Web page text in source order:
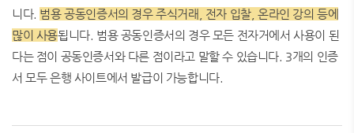
니다. 범용 공동인증서의 경우 주식거래, 전자 입찰, 온라인 강의 등에
많이 사용됩니다. 범용 공동인증서의 경우 모든 전자거에서 사용이 된
다는 점이 공동인증서와 다른 점이라고 말할 수 있습니다. 3개의 인증
서 모두 은행 사이트에서 발급이 가능합니다.